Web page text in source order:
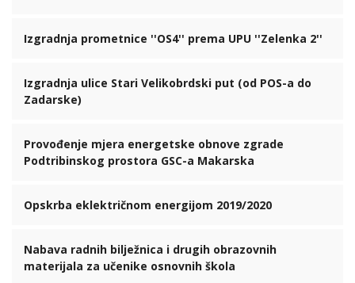
Izgradnja prometnice ''OS4'' prema UPU ''Zelenka 2''
Izgradnja ulice Stari Velikobrdski put (od POS-a do
Zadarske)
Provođenje mjera energetske obnove zgrade
Podtribinskog prostora GSC-a Makarska
Opskrba eklektričnom energijom 2019/2020
Nabava radnih bilježnica i drugih obrazovnih
materijala za učenike osnovnih škola